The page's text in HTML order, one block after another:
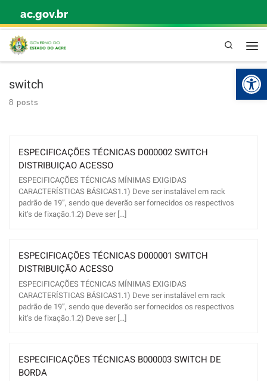
Skip to content
ac.gov.br
Pesquisa
switch
8 posts
ESPECIFICAÇÕES TÉCNICAS D000002 SWITCH
DISTRIBUIÇAO ACESSO
ESPECIFICAÇÕES TÉCNICAS MÍNIMAS EXIGIDAS
CARACTERÍSTICAS BÁSICAS1.1) Deve ser instalável em rack
padrão de 19”, sendo que deverão ser fornecidos os respectivos
kit’s de fixação.1.2) Deve ser [...]
ESPECIFICAÇÕES TÉCNICAS D000001 SWITCH
DISTRIBUIÇÃO ACESSO
ESPECIFICAÇÕES TÉCNICAS MÍNIMAS EXIGIDAS
CARACTERÍSTICAS BÁSICAS1.1) Deve ser instalável em rack
padrão de 19”, sendo que deverão ser fornecidos os respectivos
kit’s de fixação.1.2) Deve ser [...]
ESPECIFICAÇÕES TÉCNICAS B000003 SWITCH DE
BORDA